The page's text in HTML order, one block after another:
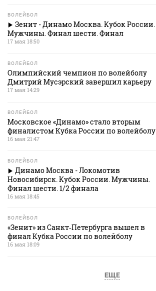
ВОЛЕЙБОЛ
Зенит - Динамо Москва. Кубок России.
Мужчины. Финал шести. Финал
17 мая 18:50
ВОЛЕЙБОЛ
Олимпийский чемпион по волейболу
Дмитрий Мусэрский завершил карьеру
17 мая 14:29
ВОЛЕЙБОЛ
Московское «Динамо» стало вторым
финалистом Кубка России по волейболу
16 мая 21:47
ВОЛЕЙБОЛ
Динамо Москва - Локомотив
Новосибирск. Кубок России. Мужчины.
Финал шести. 1/2 финала
16 мая 18:45
ВОЛЕЙБОЛ
«Зенит» из Санкт‑Петербурга вышел в
финал Кубка России по волейболу
16 мая 18:09
ЕЩЕ